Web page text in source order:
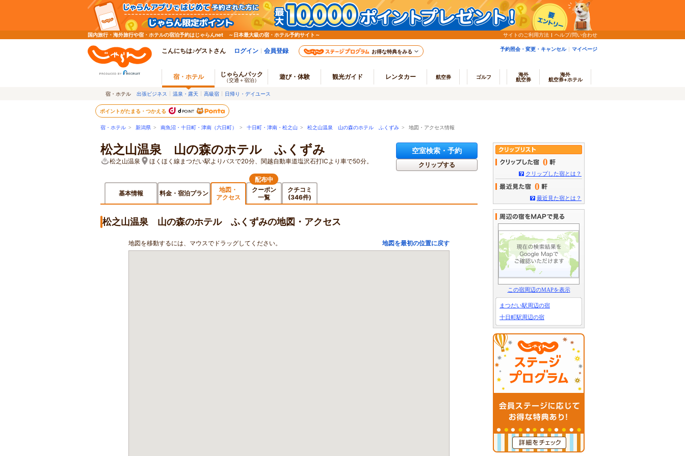
国内旅行・海外旅行や宿・ホテルの宿泊予約はじゃらんnet ～日本最大級の宿・ホテル予約サイト～ サイトのご利用方法 ヘルプ/問い合わせ
こんにちは♪ゲストさん ログイン 会員登録 お得な特典をみる 予約照会・変更・キャンセル マイページ
宿・ホテル じゃらんパック
（交通＋宿泊） 遊び・体験 観光ガイド レンタカー 航空券 ゴルフ
海外
航空券
海外
航空券+ホテル
宿・ホテル 出張ビジネス 温泉・露天 高級宿 日帰り・デイユース
ポイントがたまる・つかえる
宿・ホテル > 新潟県 > 南魚沼・十日町・津南（六日町） > 十日町・津南・松之山 > 松之山温泉 山の森のホテル ふくずみ > 地図・アクセス情報
松之山温泉 山の森のホテル ふくずみ
松之山温泉 ほくほく線まつだい駅よりバスで20分、関越自動車道塩沢石打ICより車で50分。
空室検索・予約
クリップする
基本情報 料金・宿泊プラン
地図・
アクセス
クーポン
一覧
配布中
クチコミ
(346件)
松之山温泉 山の森のホテル ふくずみの地図・アクセス
地図を移動するには、マウスでドラッグしてください。 地図を最初の位置に戻す
0
クリップした宿とは？
0
最近見た宿とは？
この宿周辺のMAPを表示
まつだい駅周辺の宿
十日町駅周辺の宿